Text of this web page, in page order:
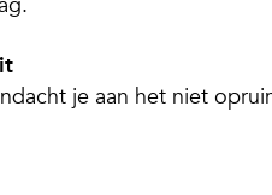
je aan het niet